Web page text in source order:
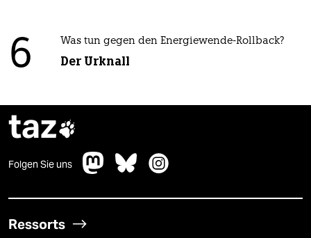
6 Was tun gegen den Energiewende-Rollback?
Der Urknall
taz
Folgen Sie uns
Ressorts